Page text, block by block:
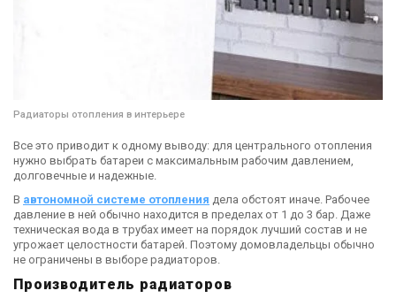
Радиаторы отопления в интерьере
Все это приводит к одному выводу: для центрального отопления
нужно выбрать батареи с максимальным рабочим давлением,
долговечные и надежные.
В автономной системе отопления дела обстоят иначе. Рабочее
давление в ней обычно находится в пределах от 1 до 3 бар. Даже
техническая вода в трубах имеет на порядок лучший состав и не
угрожает целостности батарей. Поэтому домовладельцы обычно
не ограничены в выборе радиаторов.
Производитель радиаторов